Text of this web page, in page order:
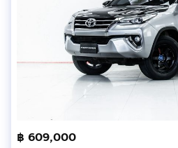
฿ 609,000